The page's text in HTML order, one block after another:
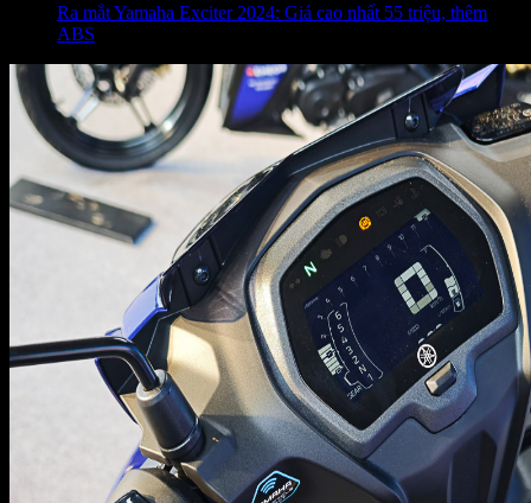
Ra mắt Yamaha Exciter 2024: Giá cao nhất 55 triệu, thêm
ABS